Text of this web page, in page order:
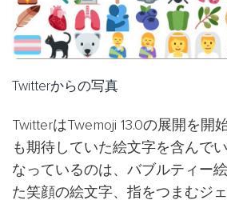
Twitterからの写真
TwitterはTwemoji 13.0の展開を開
も期待していた絵文字を含んで
なっているのは、バブルティー
た笑顔の絵文字、指をつまむジ